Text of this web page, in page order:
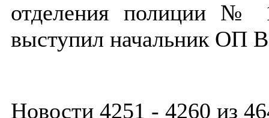
отделения полиции
выступил начальник ОП
Новости 4251 - 4260 из